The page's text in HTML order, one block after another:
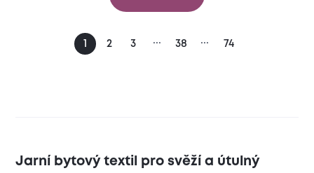
1 2 3 ... 38 ... 74
Jarní bytový textil pro svěží a útulný